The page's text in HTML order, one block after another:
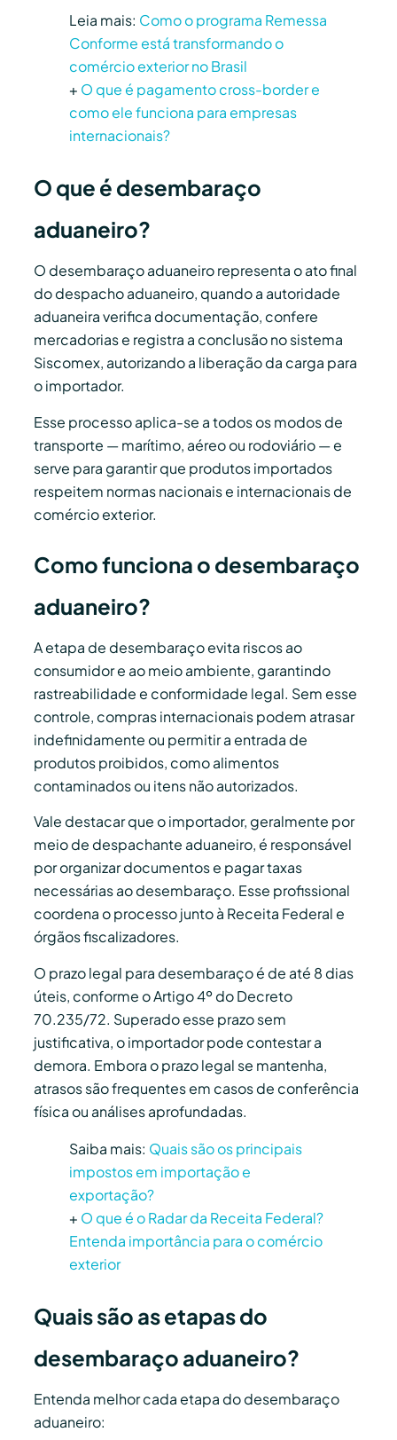
Leia mais: Como o programa Remessa
Conforme está transformando o
comércio exterior no Brasil
+ O que é pagamento cross-border e
como ele funciona para empresas
internacionais?
O que é desembaraço
aduaneiro?
O desembaraço aduaneiro representa o ato final
do despacho aduaneiro, quando a autoridade
aduaneira verifica documentação, confere
mercadorias e registra a conclusão no sistema
Siscomex, autorizando a liberação da carga para
o importador.
Esse processo aplica-se a todos os modos de
transporte — marítimo, aéreo ou rodoviário — e
serve para garantir que produtos importados
respeitem normas nacionais e internacionais de
comércio exterior.
Como funciona o desembaraço
aduaneiro?
A etapa de desembaraço evita riscos ao
consumidor e ao meio ambiente, garantindo
rastreabilidade e conformidade legal. Sem esse
controle, compras internacionais podem atrasar
indefinidamente ou permitir a entrada de
produtos proibidos, como alimentos
contaminados ou itens não autorizados.
Vale destacar que o importador, geralmente por
meio de despachante aduaneiro, é responsável
por organizar documentos e pagar taxas
necessárias ao desembaraço. Esse profissional
coordena o processo junto à Receita Federal e
órgãos fiscalizadores.
O prazo legal para desembaraço é de até 8 dias
úteis, conforme o Artigo 4º do Decreto
70.235/72. Superado esse prazo sem
justificativa, o importador pode contestar a
demora. Embora o prazo legal se mantenha,
atrasos são frequentes em casos de conferência
física ou análises aprofundadas.
Saiba mais: Quais são os principais
impostos em importação e
exportação?
+ O que é o Radar da Receita Federal?
Entenda importância para o comércio
exterior
Quais são as etapas do
desembaraço aduaneiro?
Entenda melhor cada etapa do desembaraço
aduaneiro: